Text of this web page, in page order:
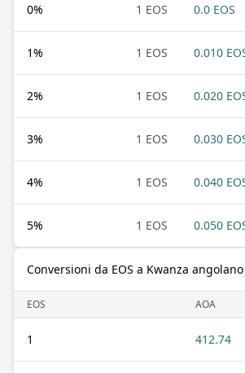
0% 1 EOS 0.0 EOS
1% 1 EOS 0.010
2% 1 EOS 0.020
3% 1 EOS 0.030
4% 1 EOS 0.040
5% 1 EOS 0.050
Conversioni da EOS a Kwanza angolano
EOS AOA
1 412.74